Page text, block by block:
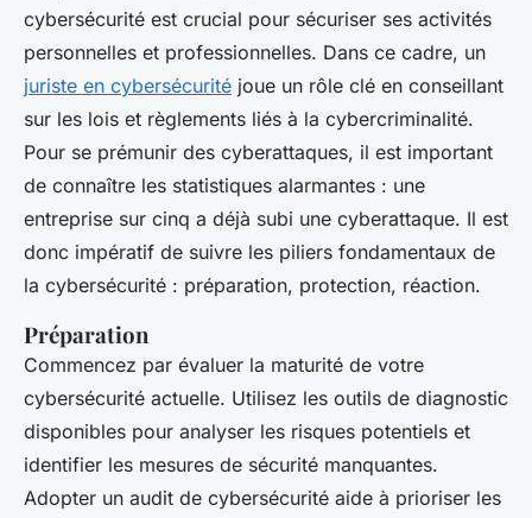
cybersécurité est crucial pour sécuriser ses activités
personnelles et professionnelles. Dans ce cadre, un
juriste en cybersécurité joue un rôle clé en conseillant
sur les lois et règlements liés à la cybercriminalité.
Pour se prémunir des cyberattaques, il est important
de connaître les statistiques alarmantes : une
entreprise sur cinq a déjà subi une cyberattaque. Il est
donc impératif de suivre les piliers fondamentaux de
la cybersécurité : préparation, protection, réaction.
Préparation
Commencez par évaluer la maturité de votre
cybersécurité actuelle. Utilisez les outils de diagnostic
disponibles pour analyser les risques potentiels et
identifier les mesures de sécurité manquantes.
Adopter un audit de cybersécurité aide à prioriser les